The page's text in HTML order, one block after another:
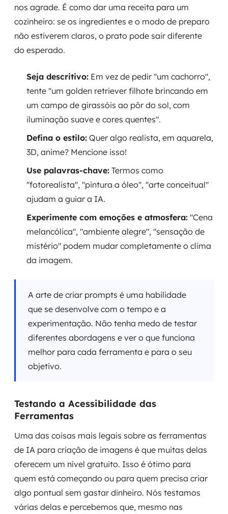
nos agrade. É como dar uma receita para um
cozinheiro: se os ingredientes e o modo de preparo
não estiverem claros, o prato pode sair diferente
do esperado.
Seja descritivo: Em vez de pedir "um cachorro",
tente "um golden retriever filhote brincando em
um campo de girassóis ao pôr do sol, com
iluminação suave e cores quentes".
Defina o estilo: Quer algo realista, em aquarela,
3D, anime? Mencione isso!
Use palavras-chave: Termos como
"fotorealista", "pintura a óleo", "arte conceitual"
ajudam a guiar a IA.
Experimente com emoções e atmosfera: "Cena
melancólica", "ambiente alegre", "sensação de
mistério" podem mudar completamente o clima
da imagem.
A arte de criar prompts é uma habilidade
que se desenvolve com o tempo e a
experimentação. Não tenha medo de testar
diferentes abordagens e ver o que funciona
melhor para cada ferramenta e para o seu
objetivo.
Testando a Acessibilidade das
Ferramentas
Uma das coisas mais legais sobre as ferramentas
de IA para criação de imagens é que muitas delas
oferecem um nível gratuito. Isso é ótimo para
quem está começando ou para quem precisa criar
algo pontual sem gastar dinheiro. Nós testamos
várias delas e percebemos que, mesmo nas